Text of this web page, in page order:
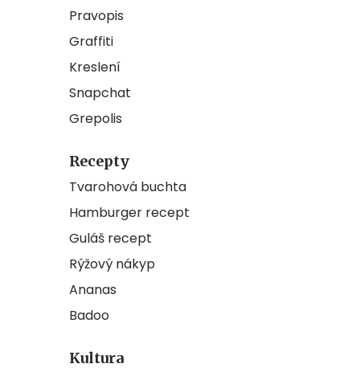
Pravopis
Graffiti
Kreslení
Snapchat
Grepolis
Recepty
Tvarohová buchta
Hamburger recept
Guláš recept
Rýžový nákyp
Ananas
Badoo
Kultura